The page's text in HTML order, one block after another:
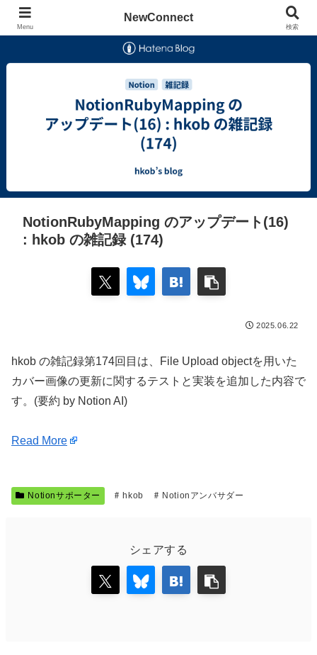
NotionRubyMapping のアップデート(16)
: hkob の雑記録 (174)
2025.06.22
hkob の雑記録第174回目は、File Upload objectを用いた
カバー画像の更新に関するテストと実装を追加した内容で
す。(要約 by Notion AI)
Read More
Notionサポーター hkob Notionアンバサダー
シェアする
Menu
NewConnect
検索